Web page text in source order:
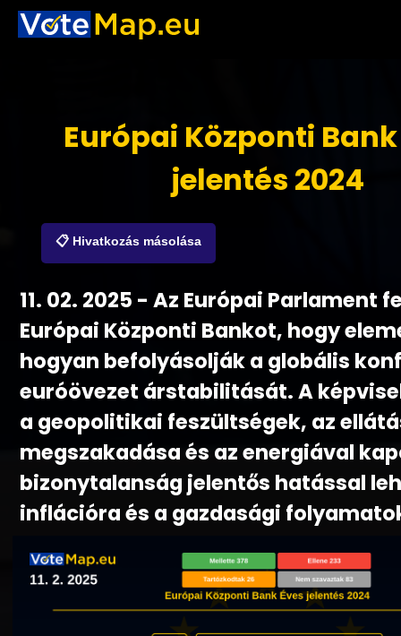
Európai Központi Bank
jelentés 2024
📋 Hivatkozás másolása
11. 02. 2025 - Az Európai Parlament
Európai Központi Bankot, hogy
hogyan befolyásolják a globális
euróövezet árstabilitását. A
a geopolitikai feszültségek, az
megszakadása és az energiával
bizonytalanság jelentős hatással
inflációra és a gazdasági